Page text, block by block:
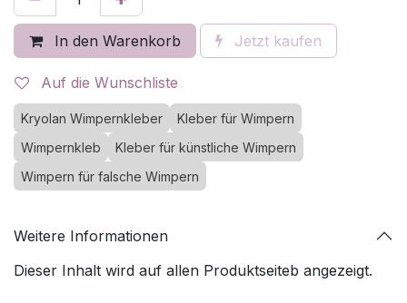
In den Warenkorb Jetzt kaufen
Auf die Wunschliste
Kryolan Wimpernkleber
Kleber für Wimpern
Wimpernkleb
Kleber für künstliche Wimpern
Wimpern für falsche Wimpern
Weitere Informationen
Dieser Inhalt wird auf allen Produktseiteb angezeigt.